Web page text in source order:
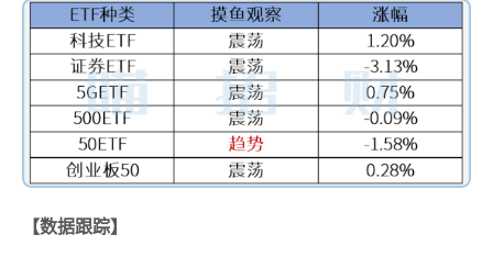
【数据跟踪】